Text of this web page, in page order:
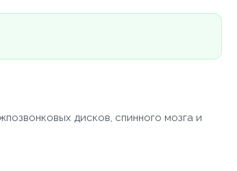
дисков, спинного мозга и